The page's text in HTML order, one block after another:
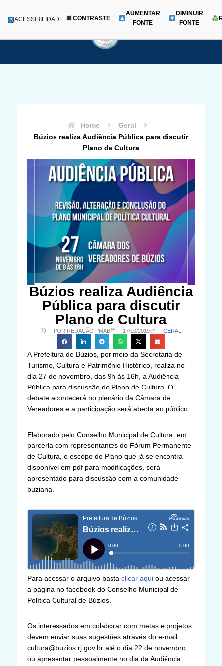
para
Menu
ACESSIBILIDADE: CONTRASTE
AUMENTAR
FONTE
DIMINUIR
FONTE
Home
Geral
Búzios realiza Audiência Pública para discutir
Plano de Cultura
Búzios realiza Audiência
Pública para discutir
Plano de Cultura
POR REDAÇÃO PMAB 17/10/2019 GERAL
A Prefeitura de Búzios, por meio da Secretaria de
Turismo, Cultura e Patrimônio Histórico, realiza no
dia 27 de novembro, das 9h às 16h, a Audiência
Pública para discussão do Plano de Cultura. O
debate acontecerá no plenário da Câmara de
Vereadores e a participação será aberta ao público.
Elaborado pelo Conselho Municipal de Cultura, em
parceria com representantes do Fórum Permanente
de Cultura, o escopo do Plano que já se encontra
disponível em pdf para modificações, será
apresentado para discussão com a comunidade
buziana.
Para acessar o arquivo basta clicar aqui ou acessar
a página no facebook do Conselho Municipal de
Política Cultural de Búzios.
Os interessados em colaborar com metas e projetos
devem enviar suas sugestões através do e-mail:
cultura@buzios.rj.gov.br até o dia 22 de novembro,
ou apresentar pessoalmente no dia da Audiência